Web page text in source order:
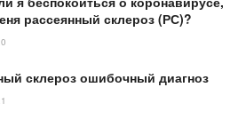
рассеянный склероз (РС)?
склероз ошибочный диагноз